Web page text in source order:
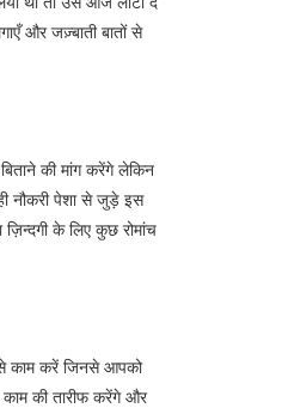
और जज़्बाती बातों से
की मांग करेंगे लेकिन
नौकरी पेशा से जुड़े इस
के लिए कुछ रोमांच
काम करें जिनसे आपको
की तारीफ करेंगे और